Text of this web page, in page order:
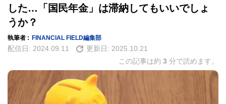
した…「国民年金」は滞納してもいいでしょ
うか？
執筆者 : FINANCIAL FIELD編集部
配信日: 2024.09.11 更新日: 2025.10.21
この記事は約 3 分で読めます。